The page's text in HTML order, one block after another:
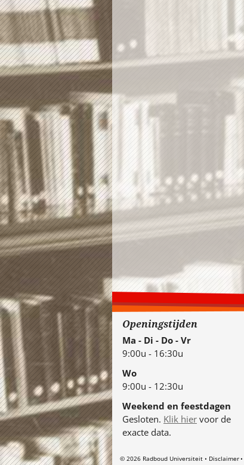
Openingstijden
Ma - Di - Do - Vr
9:00u - 16:30u
Wo
9:00u - 12:30u
Weekend en feestdagen
Gesloten. Klik hier voor de
exacte data.
© 2026 Radboud Universiteit Disclaimer